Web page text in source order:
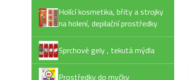
Holící kosmetika, břity a strojky
na holení, depilační prostředky
Sprchové gely , tekutá mýdla
Prostředky do myčky